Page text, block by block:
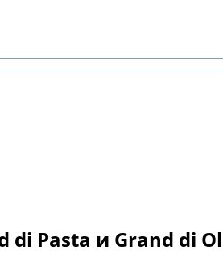
di Pasta и Grand di